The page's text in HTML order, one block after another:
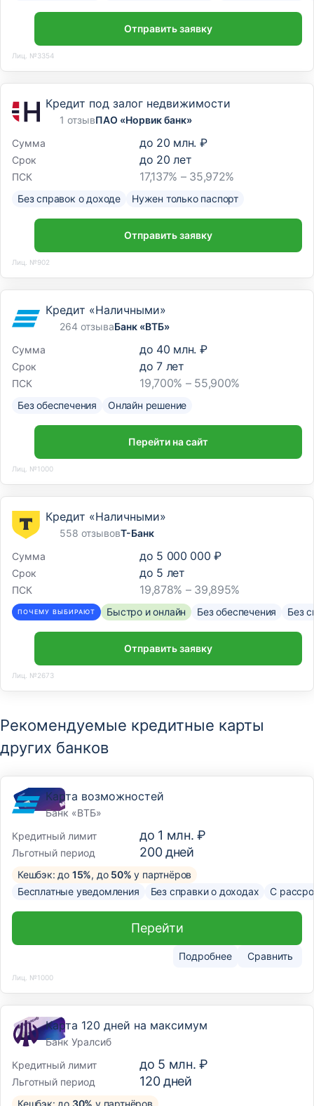
Отправить заявку
Лиц. №3354
Кредит под залог недвижимости
1 отзывПАО «Норвик банк»
Сумма
до 20 млн. ₽
Срок до 20 лет
ПСК 17,137% – 35,972%
Без справок о доходе Нужен только паспорт
Отправить заявку
Лиц. №902
Кредит «Наличными»
264 отзываБанк «ВТБ»
Сумма
до 40 млн. ₽
Срок до7лет
ПСК 19,700% – 55,900%
Без обеспечения Онлайн решение
Перейти на сайт
Лиц. №1000
Кредит «Наличными»
558 отзывовТ-Банк
Сумма
до 5 000 000 ₽
Срок до 5 лет
ПСК 19,878% – 39,895%
ПОЧЕМУ ВЫБИРАЮТ Быстро и онлайн Без обеспечения Без
Отправить заявку
Лиц. №2673
Рекомендуемые кредитные карты
других банков
Карта возможностей
Банк «ВТБ»
Кредитный лимит
до 1 млн. ₽
Льготный период 200дней
Кешбэк: до 15%, до 50% у партнёров
Бесплатные уведомления
Без справки о доходах С
Подробнее Сравнить
Перейти
Лиц. №1000
Карта 120 дней на максимум
Банк Уралсиб
Кредитный лимит
до 5 млн. ₽
Льготный период 120дней
Кешбэк: до 30% у партнёров